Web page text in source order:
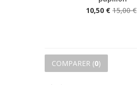
10,50 € 15,00 €
COMPARER (0)